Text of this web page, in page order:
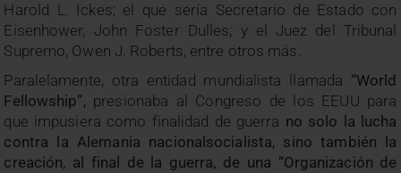
Harold L. Ickes; el que sería Secretario de Estado con
Eisenhower, John Foster Dulles; y el Juez del Tribunal
Supremo, Owen J. Roberts, entre otros más.
Paralelamente, otra entidad mundialista llamada “World
Fellowship”,presionaba al Congreso de los EEUU para
que impusiera como finalidad de guerra no solo la lucha
contra la Alemania nacionalsocialista, sino también la
creación, al final de la guerra, de una “Organización de